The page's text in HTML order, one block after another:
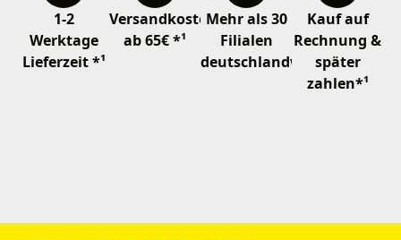
1-2
Werktage
Lieferzeit *¹
Versandkostenfrei
ab 65€ *¹
Mehr als 30
Filialen
deutschlandweit
Kauf auf
Rechnung &
später
zahlen*¹